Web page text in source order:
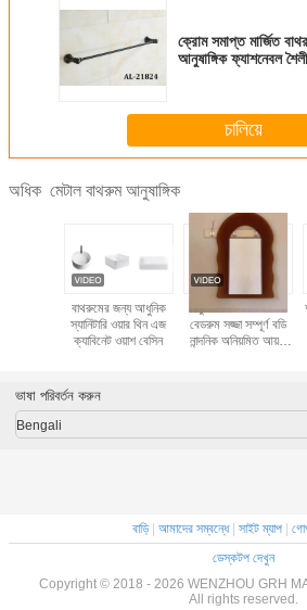
ক্রোম সমাপ্ত মার্জিত
আনুষাঙ্গিক ফ্যাশনেবল শৈলী
চালিয়ে
অধিক মেটাল বাথরুম আনুষাঙ্গিক
বাথরুমের জন্য আধুনিক
স্যানিটারি ওয়ার থিন এজ
ক্যাবিনেট ওয়াশ বেসিন
বেডরুম সজ্জা সম্পূর্ণ বডি
নান্দনিক অনিয়মিত আয়না
ভাষা পরিবর্তন করুন
Bengali
বাড়ি| আমাদের সম্বন্ধে| সাইট ম্যাপ|
ডেস্কটপ দেখুন
Copyright © 2018 - 2026 WENZHOU GRH
All rights reserved.